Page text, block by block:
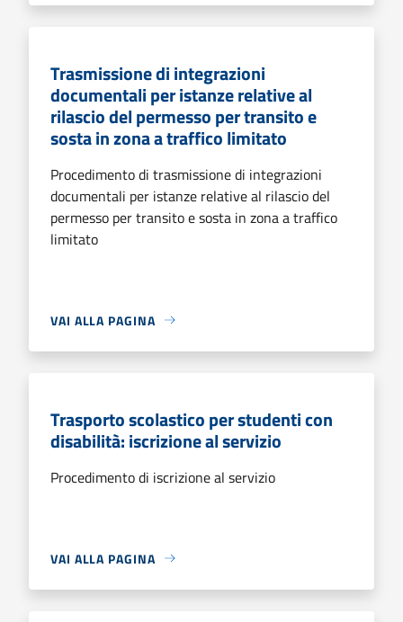
Trasmissione di integrazioni
documentali per istanze relative al
rilascio del permesso per transito e
sosta in zona a traffico limitato
Procedimento di trasmissione di integrazioni
documentali per istanze relative al rilascio del
permesso per transito e sosta in zona a traffico
limitato
VAI ALLA PAGINA
Trasporto scolastico per studenti con
disabilità: iscrizione al servizio
Procedimento di iscrizione al servizio
VAI ALLA PAGINA